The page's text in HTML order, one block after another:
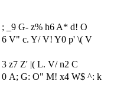
; _9 G- z% h6 A* d! O
6 V" c. Y/ V! Y0 p' \( V
3 z7 Z' |( L. V/ n2 C
0 A; G: O" M! x4 W$ ^: k